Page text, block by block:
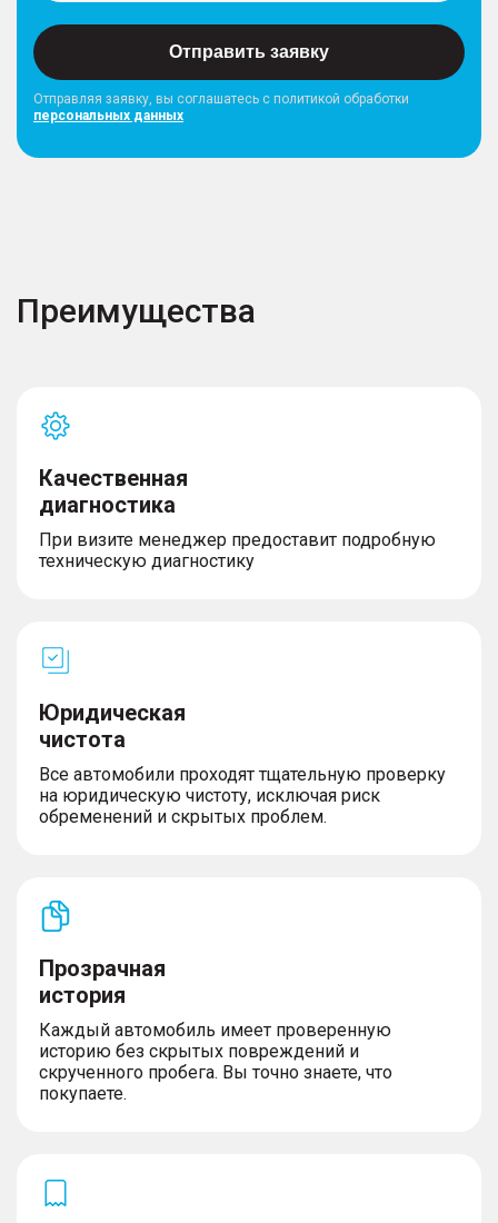
Отправить заявку
Отправляя заявку, вы соглашатесь с политикой обработки
персональных данных
Преимущества
Качественная
диагностика
При визите менеджер предоставит подробную
техническую диагностику
Юридическая
чистота
Все автомобили проходят тщательную проверку
на юридическую чистоту, исключая риск
обременений и скрытых проблем.
Прозрачная
история
Каждый автомобиль имеет проверенную
историю без скрытых повреждений и
скрученного пробега. Вы точно знаете, что
покупаете.